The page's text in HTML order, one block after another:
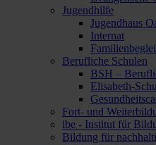
Jugendhilfe
Jugendhaus
Internat
Berufliche Schulen
BSH –
Elisabeth-
Fort- und
ibe - Institut für
Bildung für